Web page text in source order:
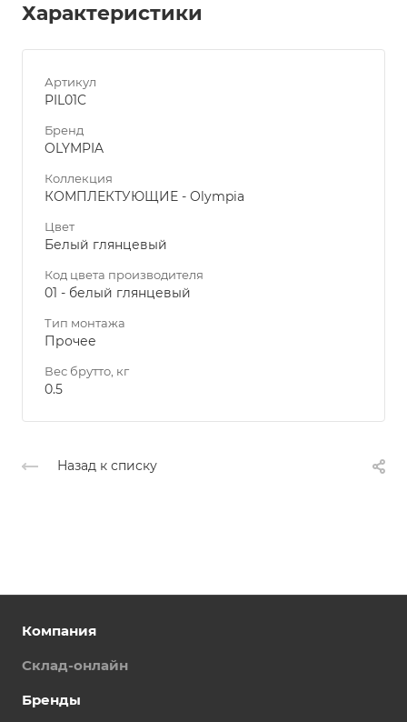
Характеристики
Артикул
PIL01C
Бренд
OLYMPIA
Коллекция
КОМПЛЕКТУЮЩИЕ - Olympia
Цвет
Белый глянцевый
Код цвета производителя
01 - белый глянцевый
Тип монтажа
Прочее
Вес брутто, кг
0.5
Назад к списку
Компания
Склад-онлайн
Бренды